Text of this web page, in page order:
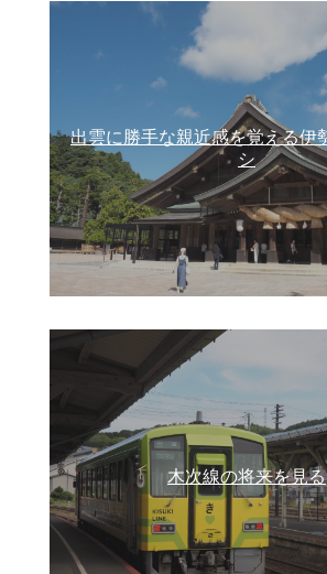
出雲に勝手な親近感を覚える伊
シ
木次線の将来を見る